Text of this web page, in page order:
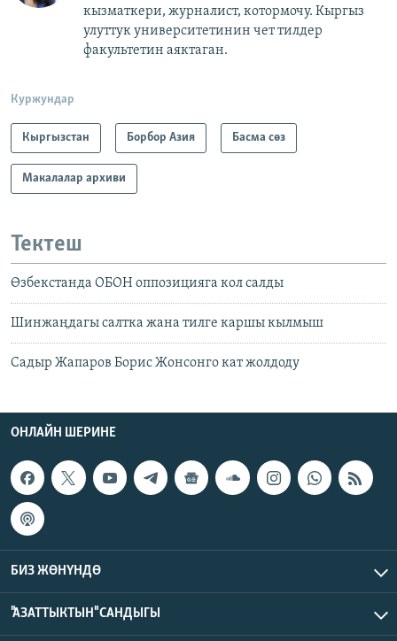
кызматкери, журналист, котормочу. Кыргыз
улуттук университетинин чет тилдер
факультетин аяктаган.
Куржундар
Кыргызстан Борбор Азия Басма сөз
Макалалар архиви
Тектеш
Өзбекстанда ОБОН оппозицияга кол салды
Шинжаңдагы салтка жана тилге каршы кылмыш
Садыр Жапаров Борис Жонсонго кат жолдоду
ОНЛАЙН ШЕРИНЕ
БИЗ ЖӨНҮНДӨ
"АЗАТТЫКТЫН" САНДЫГЫ